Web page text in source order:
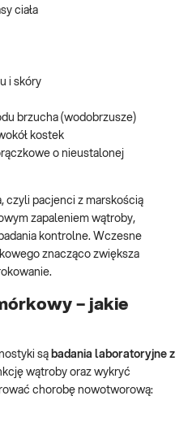
ciała
i skóry
brzucha (wodobrzusze)
kostek
o nieustalonej
czyli pacjenci z marskością
zapaleniem wątroby,
kontrolne. Wczesne
znacząco zwiększa
– jakie
są badania laboratoryjne z
wątroby oraz wykryć
chorobę nowotworową: